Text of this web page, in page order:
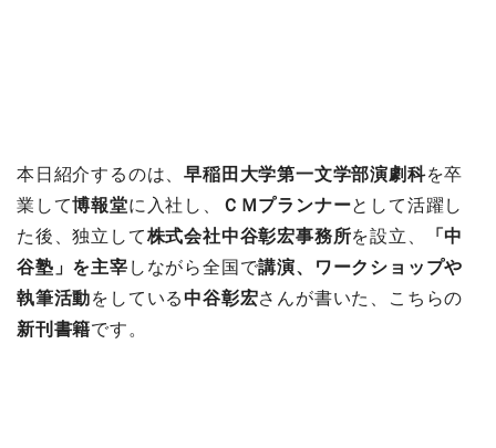
本日紹介するのは、早稲田大学第一文学部演劇科を卒
業して博報堂に入社し、 ＣＭプランナーとして活躍し
た後、独立して株式会社中谷彰宏事務所を設立、
「中
谷塾」を主宰 しながら全国で講演、ワークショップや
執筆活動をしている中谷彰宏さんが書いた、こちらの
新刊書籍です。